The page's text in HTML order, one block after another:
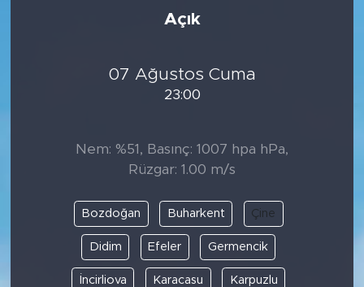
Açık
07 Ağustos Cuma
23:00
Nem: %51, Basınç: 1007 hpa hPa,
Rüzgar: 1.00 m/s
Bozdoğan Buharkent Çine
Didim Efeler Germencik
İncirliova Karacasu Karpuzlu